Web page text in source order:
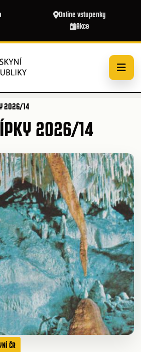
Online vstupenky
Akce
2026/14
2026/14
ČR